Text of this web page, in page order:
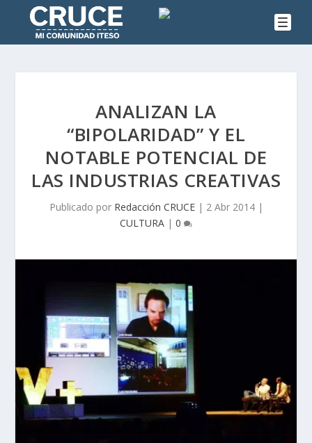
ANALIZAN LA
“BIPOLARIDAD” Y EL
NOTABLE POTENCIAL DE
LAS INDUSTRIAS CREATIVAS
Publicado por Redacción CRUCE| 2 Abr 2014|
CULTURA | 0